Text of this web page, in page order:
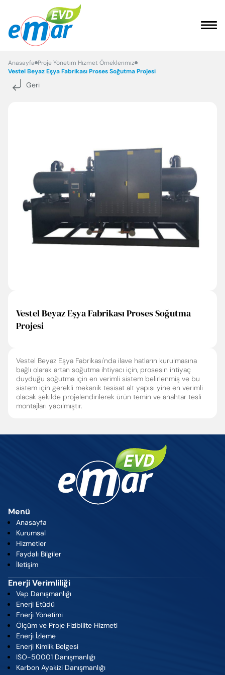
ANASAYFA
FAYDALI BİLGİLER
İLETİŞİM
Anasayfa Proje Yönetim Hizmet Örneklerimiz
Vestel Beyaz Eşya Fabrikası Proses Soğutma Projesi
Geri
Vestel Beyaz Eşya Fabrikası Proses Soğutma
Projesi
Vestel Beyaz Eşya Fabrikası'nda ilave hatların kurulmasına
bağlı olarak artan soğutma ihtiyacı için, prosesin ihtiyaç
duyduğu soğutma için en verimli sistem belirlenmiş ve bu
sistem için gerekli mekanik tesisat alt yapısı yine en verimli
olacak şekilde projelendirilerek ürün temin ve anahtar tesli
montajları yapılmıştır.
Menü
Anasayfa
Kurumsal
Hizmetler
Faydalı Bilgiler
İletişim
Enerji Verimliliği
Vap Danışmanlığı
Enerji Etüdü
Enerji Yönetimi
Ölçüm ve Proje Fizibilite Hizmeti
Enerji İzleme
Enerji Kimlik Belgesi
ISO-50001 Danışmanlığı
Karbon Ayakizi Danışmanlığı